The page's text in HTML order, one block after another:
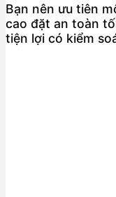
Bạn nên ưu tiên
cao đặt an toàn
tiện lợi có kiểm